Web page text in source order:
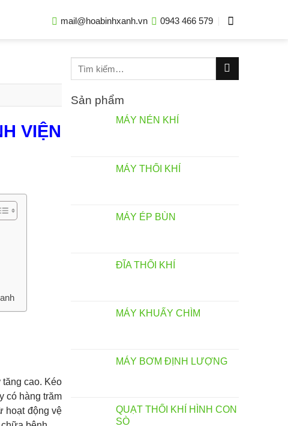
mail@hoabinhxanh.vn 0943 466 579
VIỆN
cao. Kéo
có hàng trăm
hoạt động vệ
Tìm
Sản phẩm
MÁY NÉN KHÍ
MÁY THỔI KHÍ
MÁY ÉP BÙN
ĐĨA THỔI KHÍ
MÁY KHUẤY CHÌM
MÁY BƠM ĐỊNH LƯỢNG
QUẠT THỔI KHÍ HÌNH CON
SÒ